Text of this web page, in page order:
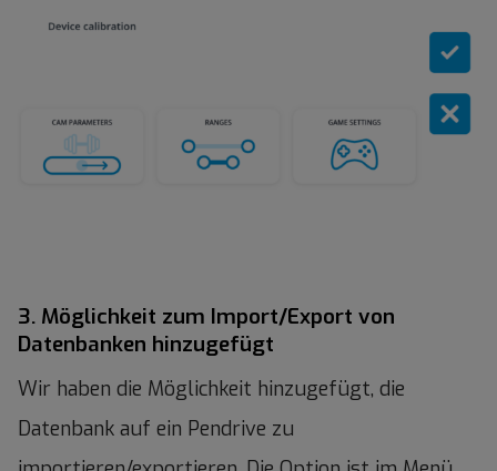
3. Möglichkeit zum Import/Export von
Datenbanken hinzugefügt
Wir haben die Möglichkeit hinzugefügt, die
Datenbank auf ein Pendrive zu